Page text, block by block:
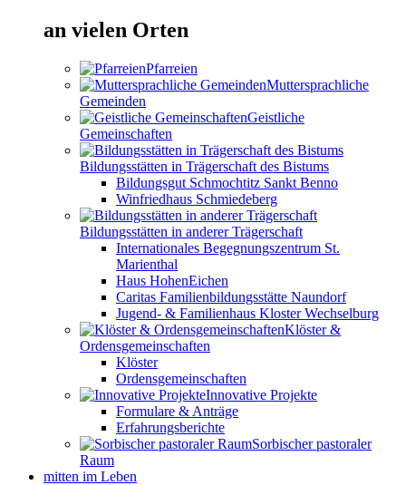
an vielen Orten
Pfarreien
Muttersprachliche
Gemeinden
Geistliche
Gemeinschaften
Bildungsstätten in Trägerschaft des Bistums
Bildungsgut Schmochtitz Sankt Benno
Winfriedhaus Schmiedeberg
Bildungsstätten in anderer Trägerschaft
Internationales Begegnungszentrum St.
Marienthal
Haus HohenEichen
Caritas Familienbildungsstätte Naundorf
Jugend- & Familienhaus Kloster Wechselburg
Klöster &
Ordensgemeinschaften
Klöster
Ordensgemeinschaften
Innovative Projekte
Formulare & Anträge
Erfahrungsberichte
Sorbischer pastoraler
Raum
mitten im Leben